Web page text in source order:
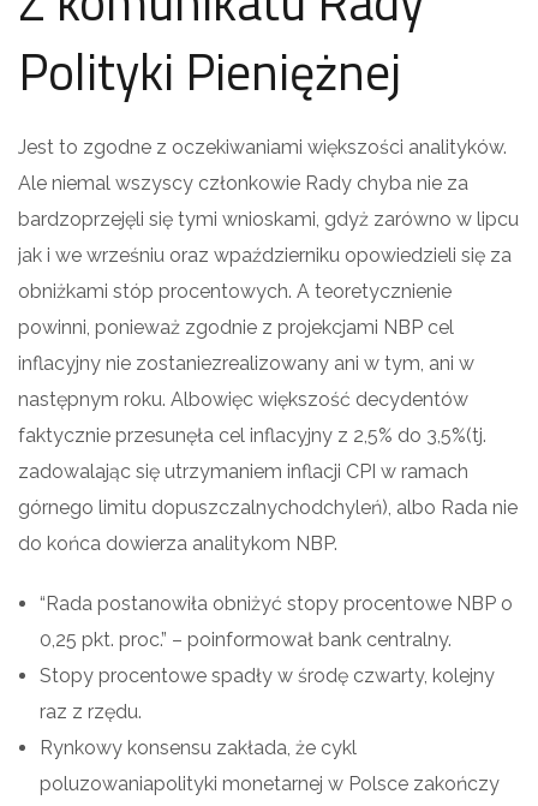
Polityki Pieniężnej
Jest to zgodne z oczekiwaniami większości analityków.
Ale niemal wszyscy członkowie Rady chyba nie za
bardzoprzejęli się tymi wnioskami, gdyż zarówno w lipcu
jak i we wrześniu oraz wpaździerniku opowiedzieli się za
obniżkami stóp procentowych. A teoretycznienie
powinni, ponieważ zgodnie z projekcjami NBP cel
inflacyjny nie zostaniezrealizowany ani w tym, ani w
następnym roku. Albowięc większość decydentów
faktycznie przesunęła cel inflacyjny z 2,5% do 3,5%(tj.
zadowalając się utrzymaniem inflacji CPI w ramach
górnego limitu dopuszczalnychodchyleń), albo Rada nie
do końca dowierza analitykom NBP.
“Rada postanowiła obniżyć stopy procentowe NBP o
0,25 pkt. proc.” – poinformował bank centralny.
Stopy procentowe spadły w środę czwarty, kolejny
raz z rzędu.
Rynkowy konsensu zakłada, że cykl
poluzowaniapolityki monetarnej w Polsce zakończy